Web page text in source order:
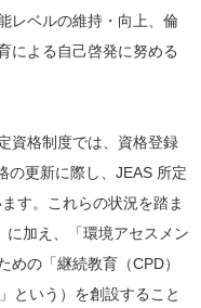
レベルの維持・向上、倫
による自己啓発に努める
資格制度では、資格登録
の更新に際し、JEAS 所定
す。これらの状況を踏ま
に加え、「環境アセスメン
めの「継続教育（CPD）
という）を創設すること